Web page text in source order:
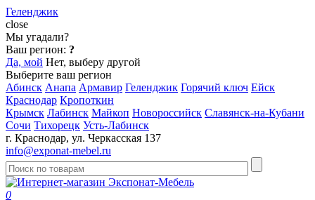
Геленджик
close
Мы угадали?
Ваш регион: ?
Да, мой Нет, выберу другой
Выберите ваш регион
Абинск Анапа Армавир Геленджик Горячий ключ Ейск
Краснодар Кропоткин
Крымск Лабинск Майкоп Новороссийск Славянск-на-Кубани
Сочи Тихорецк Усть-Лабинск
г. Краснодар, ул. Черкасская 137
info@exponat-mebel.ru
0